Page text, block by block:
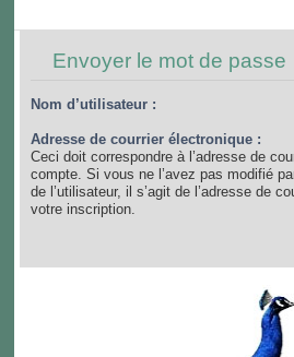
Envoyer le mot de passe
Nom d’utilisateur :
Adresse de courrier électronique :
Ceci doit correspondre à l’adresse de
compte. Si vous ne l’avez pas modifié
de l’utilisateur, il s’agit de l’adresse de
votre inscription.